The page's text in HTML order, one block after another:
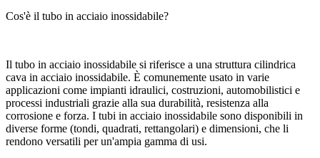
Cos'è il tubo in acciaio inossidabile?
Il tubo in acciaio inossidabile si riferisce a una struttura cilindrica
cava in acciaio inossidabile. È comunemente usato in varie
applicazioni come impianti idraulici, costruzioni, automobilistici e
processi industriali grazie alla sua durabilità, resistenza alla
corrosione e forza. I tubi in acciaio inossidabile sono disponibili in
diverse forme (tondi, quadrati, rettangolari) e dimensioni, che li
rendono versatili per un'ampia gamma di usi.